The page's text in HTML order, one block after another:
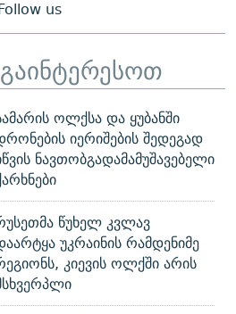
us
ოლქსა და ყუბანში
იერიშების შედეგად
ნავთობგადამამუშავებელი
წუხელ კვლავ
უკრაინის რამდენიმე
კიევის ოლქში არის